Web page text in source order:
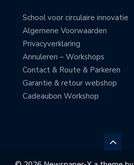
School voor circulaire innovatie
Algemene Voorwaarden
Privacyverklaring
Annuleren – Workshops
Contact & Route & Parkeren
Garantie & retour webshop
Cadeaubon Workshop